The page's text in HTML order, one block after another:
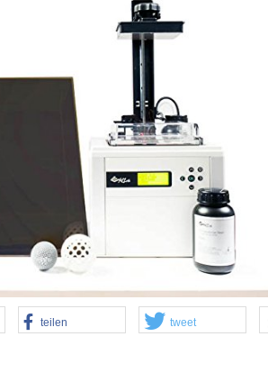
teilen tweet